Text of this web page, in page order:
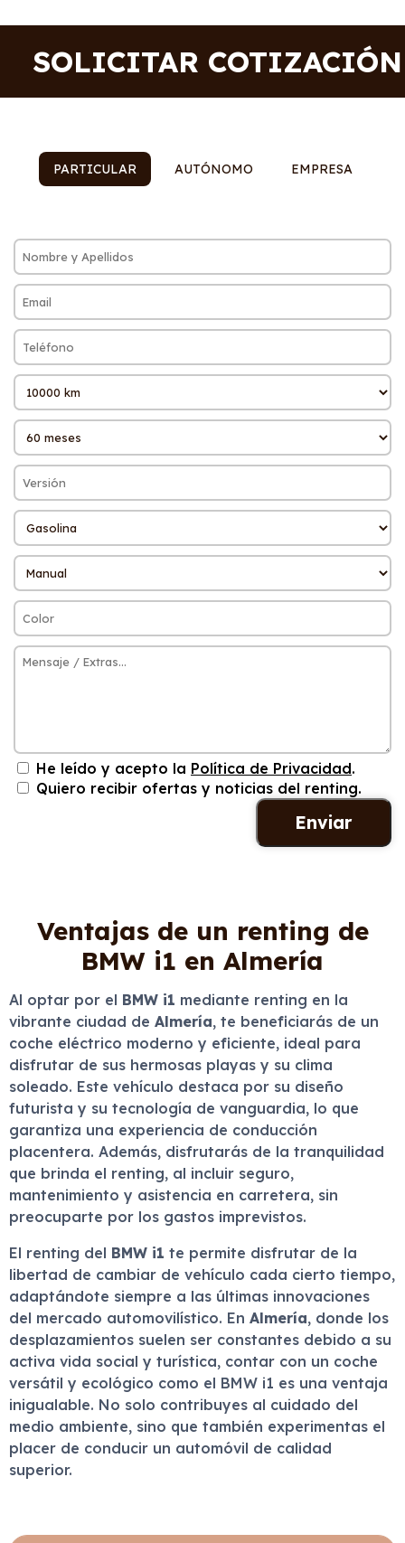
SOLICITAR COTIZACIÓN
PARTICULAR AUTÓNOMO EMPRESA
He leído y acepto la Política de Privacidad.
Quiero recibir ofertas y noticias del renting.
Ventajas de un renting de
BMW i1 en Almería
Al optar por el BMW i1 mediante renting en la
vibrante ciudad de Almería, te beneficiarás de un
coche eléctrico moderno y eficiente, ideal para
disfrutar de sus hermosas playas y su clima
soleado. Este vehículo destaca por su diseño
futurista y su tecnología de vanguardia, lo que
garantiza una experiencia de conducción
placentera. Además, disfrutarás de la tranquilidad
que brinda el renting, al incluir seguro,
mantenimiento y asistencia en carretera, sin
preocuparte por los gastos imprevistos.
El renting del BMW i1 te permite disfrutar de la
libertad de cambiar de vehículo cada cierto tiempo,
adaptándote siempre a las últimas innovaciones
del mercado automovilístico. En Almería, donde los
desplazamientos suelen ser constantes debido a su
activa vida social y turística, contar con un coche
versátil y ecológico como el BMW i1 es una ventaja
inigualable. No solo contribuyes al cuidado del
medio ambiente, sino que también experimentas el
placer de conducir un automóvil de calidad
superior.